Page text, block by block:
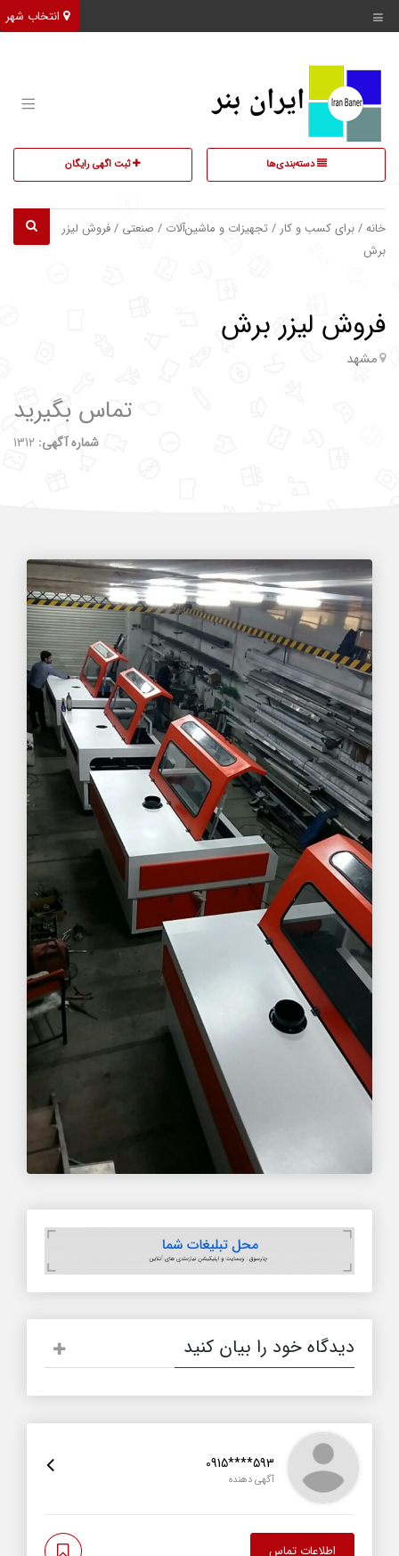
دسته‌بندی‌ها ثبت اگهی رایگان
خانه / برای کسب و کار / تجهیزات و ماشین‌آلات / صنعتی / فروش لیزر
برش
فروش لیزر برش
مشهد
تماس بگیرید
شماره آگهی: 1312
دیدگاه خود را بیان کنید
0915****593
آگهی دهنده
اطلاعات تماس